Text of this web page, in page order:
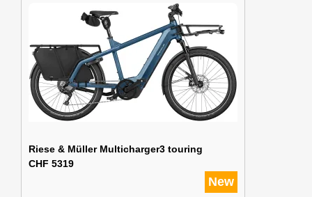
Riese & Müller Multicharger3 touring
CHF 5319
New